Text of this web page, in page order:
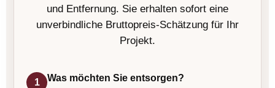
und Entfernung. Sie erhalten sofort eine
unverbindliche Bruttopreis-Schätzung für Ihr
Projekt.
1 Was möchten Sie entsorgen?